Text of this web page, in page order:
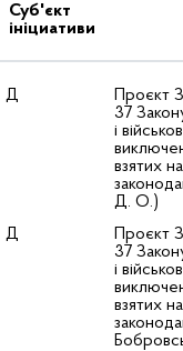
Суб'єкт
ініциативи
Д
Проєкт
37
і
взятих
Д. О.)
Д
Проєкт
37
і
взятих